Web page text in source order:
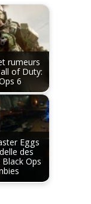
rumeurs
of Duty:
6
Eggs
des
Ops